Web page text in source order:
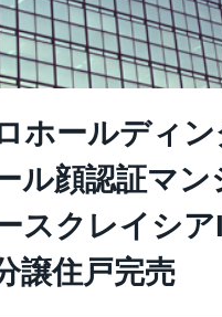
ホールディ
ル顔認証マン
スクレイシ
譲住戸完売